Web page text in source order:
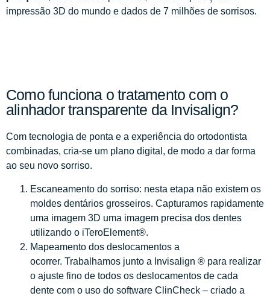
impressão 3D do mundo e dados de 7 milhões de sorrisos.
Como funciona o tratamento com o
alinhador transparente da Invisalign?
Com tecnologia de ponta e a experiência do ortodontista
combinadas, cria-se um plano digital, de modo a dar forma
ao seu novo sorriso.
Escaneamento do sorriso: nesta etapa não existem os
moldes dentários grosseiros. Capturamos rapidamente
uma imagem 3D uma imagem precisa dos dentes
utilizando o iTeroElement®.
Mapeamento dos deslocamentos a
ocorrer. Trabalhamos junto a Invisalign ® para realizar
o ajuste fino de todos os deslocamentos de cada
dente com o uso do software ClinCheck – criado a